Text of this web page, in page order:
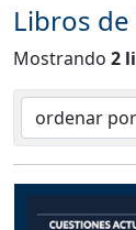
Libros de
Mostrando 2